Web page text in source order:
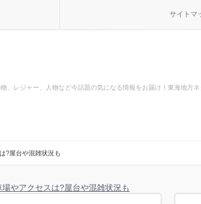
サイトマ
、レジャー、人物など今話題の気になる情報をお届け！東海地方
?屋台や混雑状況も
やアクセスは?屋台や混雑状況も